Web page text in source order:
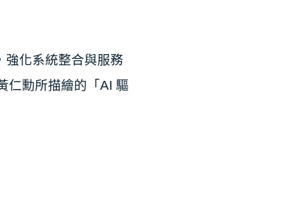
強化系統整合與服務
仁勳所描繪的「AI 驅